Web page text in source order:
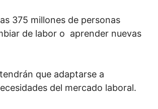
375 millones de personas
de labor o aprender nuevas
que adaptarse a
del mercado laboral.